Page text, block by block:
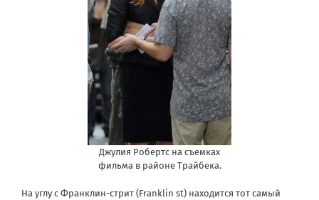
Джулия Робертс на съемках
фильма в районе Трайбека.
На углу с Франклин-стрит (Franklin st) находится тот самый